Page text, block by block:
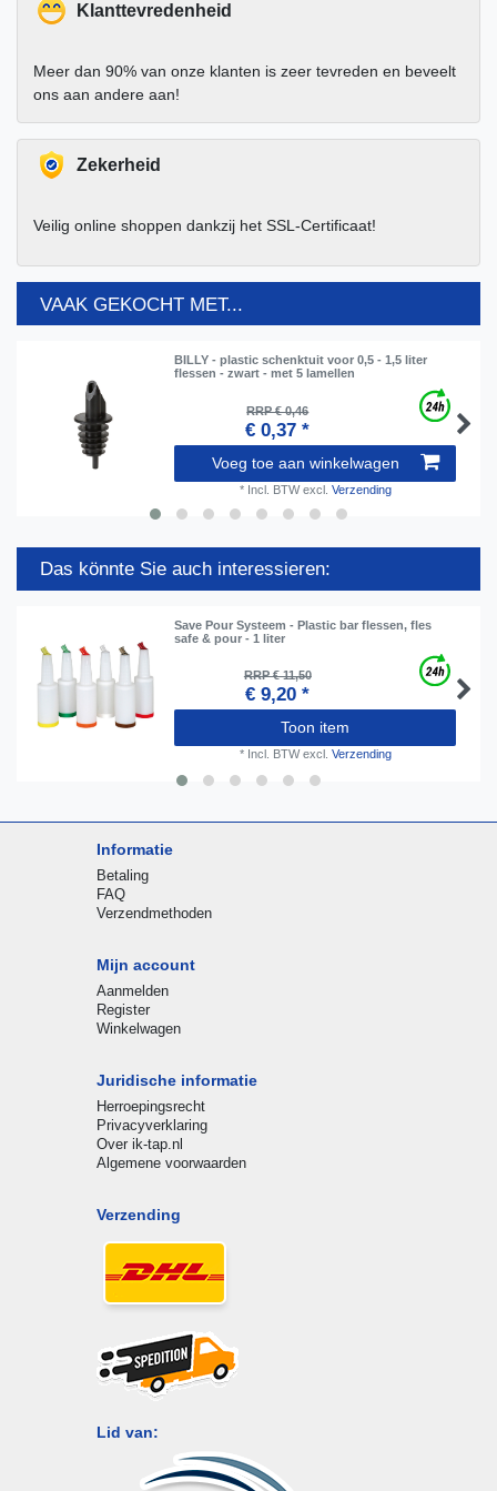
Klanttevredenheid
Meer dan 90% van onze klanten is zeer tevreden en beveelt
ons aan andere aan!
Zekerheid
Veilig online shoppen dankzij het SSL-Certificaat!
VAAK GEKOCHT MET...
BILLY - plastic schenktuit voor 0,5 - 1,5 liter
flessen - zwart - met 5 lamellen
RRP € 0,46
€ 0,37 *
Voeg toe aan winkelwagen
* Incl. BTWexcl. Verzending
Das könnte Sie auch interessieren:
Save Pour Systeem - Plastic bar flessen, fles
safe & pour - 1 liter
RRP € 11,50
€ 9,20 *
Toon item
* Incl. BTWexcl. Verzending
Informatie
Betaling
FAQ
Verzendmethoden
Mijn account
Aanmelden
Register
Winkelwagen
Juridische informatie
Herroepingsrecht
Privacyverklaring
Over ik-tap.nl
Algemene voorwaarden
Verzending
Lid van: